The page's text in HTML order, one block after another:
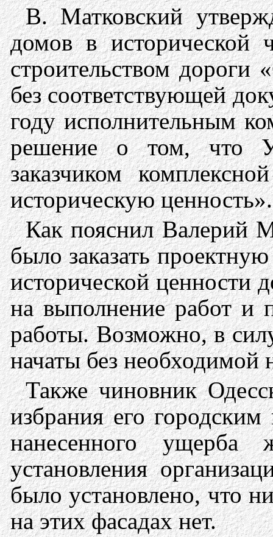
В. Матковский
домов в исторической
строительством
без соответствующей
году исполнительным
решение о том, что
заказчиком
историческую ценность».
Как пояснил Валерий
было заказать
исторической ценности
на выполнение работ и
работы. Возможно, в
начаты без необходимой
Также чиновник
избрания его
нанесенного ущерба
установления
было установлено, что
на этих фасадах нет.